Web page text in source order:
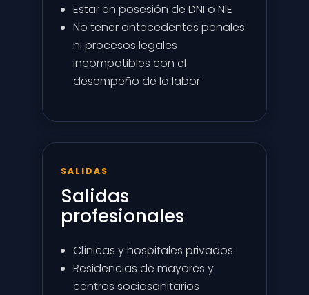
Estar en posesión de DNI o NIE
No tener antecedentes penales
ni procesos legales
incompatibles con el
desempeño de la labor
SALIDAS
Salidas
profesionales
Clínicas y hospitales privados
Residencias de mayores y
centros sociosanitarios